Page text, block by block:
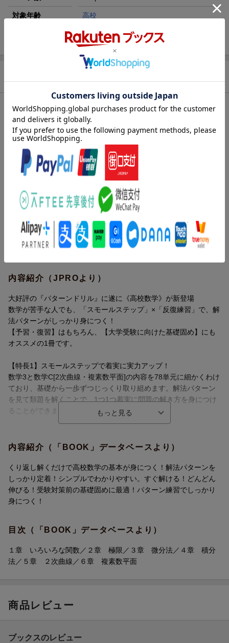
対象年齢 高校
9784578243502
内容紹介（出版社より）
大好評の『パターンドリル』に遂に《高校数学》が新登場
数学が苦手な人でも、「スモールステップ」×「反復練習」で、解
法パターンがしっかり身につく！
【予習・復習】はもちろん、【大学受験に向けた基礎固め】にも
数学3と数学C[2次曲線・複素数平面]の内容を78単元に細かくわけ
ており、基礎から一歩ずつじっくり取り組めます。解法パターン
【特長2】くり返し解いて定着！
内容紹介（JPROより）
大好評の『パターンドリル』に遂に《高校数学》が新登場
数学が苦手な人でも、「スモールステップ」×「反復練習」で、解
法パターンがしっかり身につく！
【予習・復習】はもちろん、【大学受験に向けた基礎固め】にも
オススメの1冊です。
【特長1】スモールステップで着実に実力アップ！
数学3と数学C[2次曲線・複素数平面]の内容を78単元に細かくわけ
ており、基礎から一歩ずつじっくり取り組めます。解法パターン
を見て類題を解くことで、1つ1つ着実に問題の解き方を身につけ
ることができます。
解答パターンの確認→問題演習とくり返し練習しているうちに、
【特長3】1単元2ページ構成で手軽にサクサクできる！
1回10〜30分。1単元見開き2ページなので、数学が苦手でも無理
なく取り組めます。各単元でおさえておきたいポイントは、各単
内容紹介（「BOOK」データベースより）
くり返し解くだけで高校数学の基本が身につく！解法パターンを
しっかり定着！シンプルでわかりやすい。すぐ解ける！どんどん
伸びる！受験対策前の基礎固めに最適！パターン練習でしっかり
身につく！
目次（「BOOK」データベースより）
１章 いろいろな関数／２章 極限／３章 微分法／４章 積分
法／５章 ２次曲線／６章 複素数平面
商品レビュー
ブックスのレビュー